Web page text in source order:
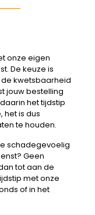
onze eigen
De keuze is
kwetsbaarheid
jouw bestelling
het tijdstip
het is dus
te houden.
schadegevoelig
Geen
tot aan de
met onze
of in het